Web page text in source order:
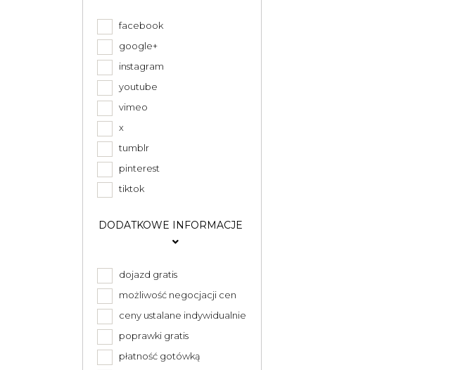
facebook
google+
instagram
youtube
vimeo
x
tumblr
pinterest
tiktok
DODATKOWE INFORMACJE
dojazd gratis
możliwość negocjacji cen
ceny ustalane indywidualnie
poprawki gratis
płatność gotówką